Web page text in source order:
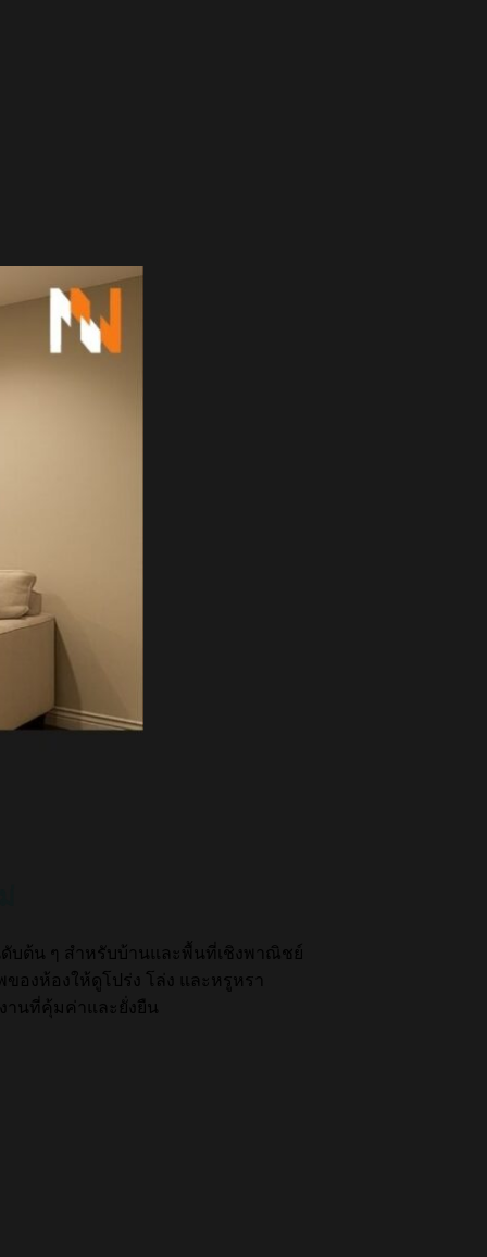
ดับต้น ๆ สำหรับบ้านและพื้นที่เชิงพาณิชย์
องห้องให้ดูโปร่ง โล่ง และหรูหรา
านที่คุ้มค่าและยั่งยืน